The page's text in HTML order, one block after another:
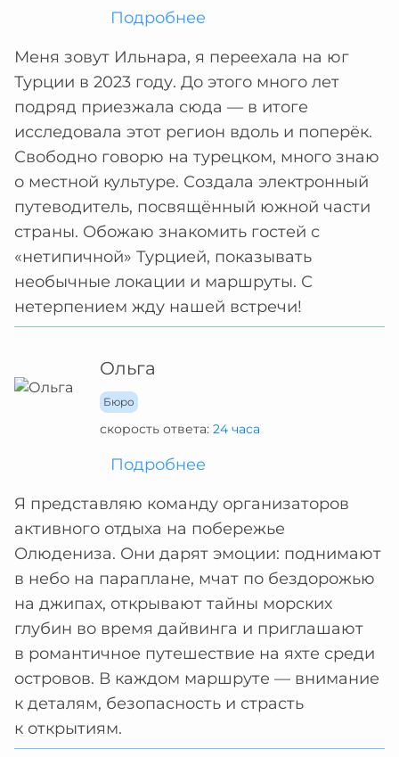
Подробнее
Меня зовут Ильнара, я переехала на юг
Турции в 2023 году. До этого много лет
подряд приезжала сюда — в итоге
исследовала этот регион вдоль и поперёк.
Свободно говорю на турецком, много знаю
о местной культуре. Создала электронный
путеводитель, посвящённый южной части
страны. Обожаю знакомить гостей с
«нетипичной» Турцией, показывать
необычные локации и маршруты. С
нетерпением жду нашей встречи!
Ольга
Бюро
скорость ответа: 24 часа
Подробнее
Я представляю команду организаторов
активного отдыха на побережье
Олюдениза. Они дарят эмоции: поднимают
в небо на параплане, мчат по бездорожью
на джипах, открывают тайны морских
глубин во время дайвинга и приглашают
в романтичное путешествие на яхте среди
островов. В каждом маршруте — внимание
к деталям, безопасность и страсть
к открытиям.